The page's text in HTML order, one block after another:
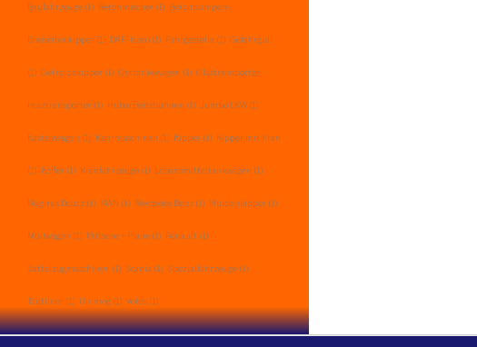
Baufahrzeuge (1) Betonmischer (1) Betonpumpen-
Dreiseitenkipper (1) DAF- Iveco (1) Fahrgestelle (1) Gefahrgut
(1) Getreidekipper (1) Getränkewagen (1) Glastransporter -
Holztransporter (1) Hubarbeitsbühnen (1) Jumbo LKW (1)
Kastenwagen (1) Kehrmaschinen (1) Kipper (1) Kipper mit Kran
(1) Koffer (1) Kranfahrzeuge (1) Lebensmitteltankwagen (1)
Magirus Deutz (1) MAN (1) Mercedes Benz (1) Muldenkipper (1)
Müllwagen (1) Pritsche + Plane (1) Renault (1)
Sattelzugmaschinen (1) Scania (1) Spezialfahrzeuge (1)
Tautliner (1) Unimog (1) Volvo (1)